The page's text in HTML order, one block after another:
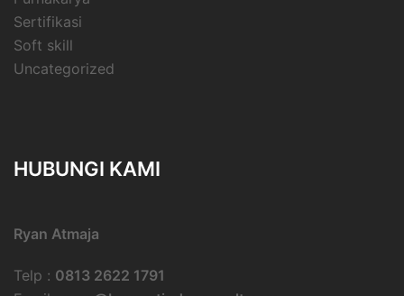
Sertifikasi
Soft skill
Uncategorized
HUBUNGI KAMI
Ryan Atmaja
Telp : 0813 2622 1791